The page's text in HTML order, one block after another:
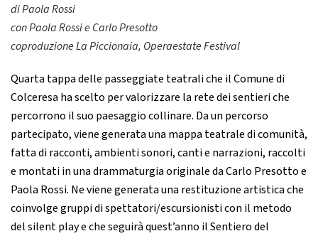
di Paola Rossi
con Paola Rossi e Carlo Presotto
coproduzione La Piccionaia, Operaestate Festival
Quarta tappa delle passeggiate teatrali che il Comune di
Colceresa ha scelto per valorizzare la rete dei sentieri che
percorrono il suo paesaggio collinare. Da un percorso
partecipato, viene generata una mappa teatrale di comunità,
fatta di racconti, ambienti sonori, canti e narrazioni, raccolti
e montati in una drammaturgia originale da Carlo Presotto e
Paola Rossi. Ne viene generata una restituzione artistica che
coinvolge gruppi di spettatori/escursionisti con il metodo
del silent play e che seguirà quest’anno il Sentiero del